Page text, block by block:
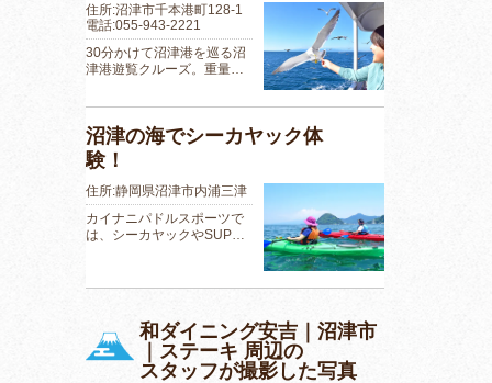
住所:沼津市千本港町128-1
電話:055-943-2221
30分かけて沼津港を巡る沼
津港遊覧クルーズ。重量…
沼津の海でシーカヤック体
験！
住所:静岡県沼津市内浦三津
カイナニパドルスポーツで
は、シーカヤックやSUP…
和ダイニング安吉｜沼津市
｜ステーキ 周辺の
スタッフが撮影した写真